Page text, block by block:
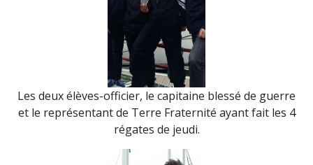
Les deux élèves-officier, le capitaine blessé de guerre
et le représentant de Terre Fraternité ayant fait les 4
régates de jeudi.